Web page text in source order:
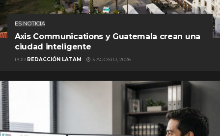
ES NOTICIA
Axis Communications y Guatemala crean una
ciudad inteligente
POR REDACCIÓN LATAM 3 AGOSTO, 2026